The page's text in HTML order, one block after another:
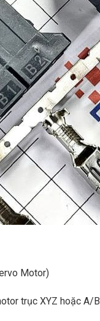
Motor)
trục XYZ hoặc A/B